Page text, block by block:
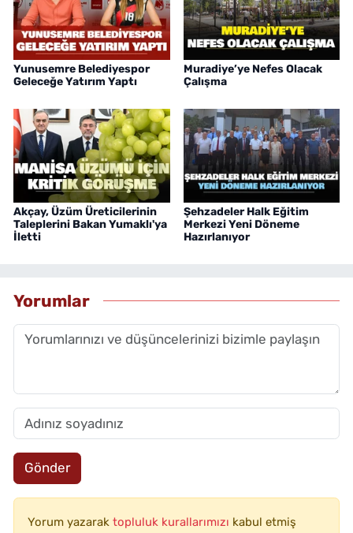
Yunusemre Belediyespor
Geleceğe Yatırım Yaptı
Muradiye’ye Nefes Olacak
Çalışma
Akçay, Üzüm Üreticilerinin
Taleplerini Bakan Yumaklı'ya
İletti
Şehzadeler Halk Eğitim
Merkezi Yeni Döneme
Hazırlanıyor
Yorumlar
Gönder
Yorum yazarak topluluk kurallarımızı kabul etmiş